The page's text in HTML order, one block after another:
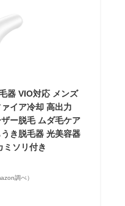
器 VIO対応 メンズ
イア冷却 高出力
ー脱毛 ムダ毛ケア
き脱毛器 光美容器
ミソリ付き
調べ）